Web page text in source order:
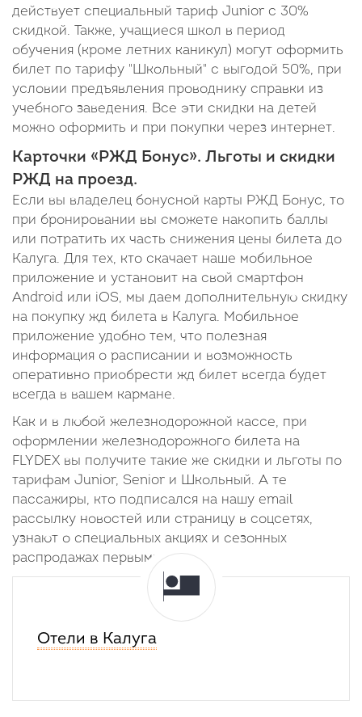
действует специальный тариф Junior c 30%
скидкой. Также, учащиеся школ в период
обучения (кроме летних каникул) могут оформить
билет по тарифу "Школьный" с выгодой 50%, при
условии предъявления проводнику справки из
учебного заведения. Все эти скидки на детей
можно оформить и при покупки через интернет.
Карточки «РЖД Бонус». Льготы и скидки
РЖД на проезд.
Если вы владелец бонусной карты РЖД Бонус, то
при бронировании вы сможете накопить баллы
или потратить их часть снижения цены билета до
Калуга. Для тех, кто скачает наше мобильное
приложение и установит на свой смартфон
Android или iOS, мы даем дополнительную скидку
на покупку жд билета в Калуга. Мобильное
приложение удобно тем, что полезная
информация о расписании и возможность
оперативно приобрести жд билет всегда будет
всегда в вашем кармане.
Как и в любой железнодорожной кассе, при
оформлении железнодорожного билета на
FLYDEX вы получите такие же скидки и льготы по
тарифам Junior, Senior и Школьный. А те
пассажиры, кто подписался на нашу email
рассылку новостей или страницу в соцсетях,
узнают о специальных акциях и сезонных
распродажах первыми.
Отели в Калуга